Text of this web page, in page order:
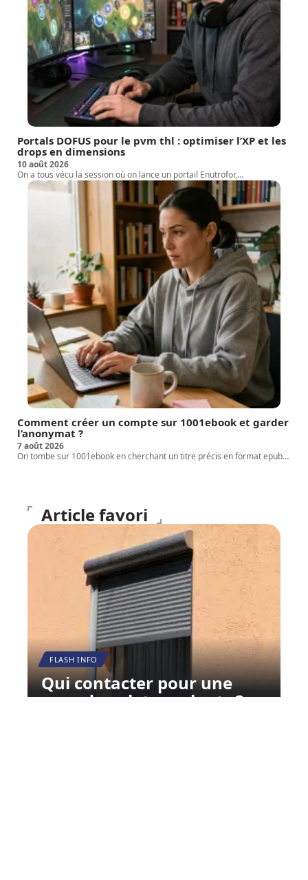
Portals DOFUS pour le pvm thl : optimiser l’XP et les
drops en dimensions
10 août 2026
On a tous vécu la session où on lance un portail Enutrofor,…
Comment créer un compte sur 1001ebook et garder
l’anonymat ?
7 août 2026
On tombe sur 1001ebook en cherchant un titre précis en format epub…
Article favori
FLASH INFO
Qui contacter pour une
pose de volets roulants ?